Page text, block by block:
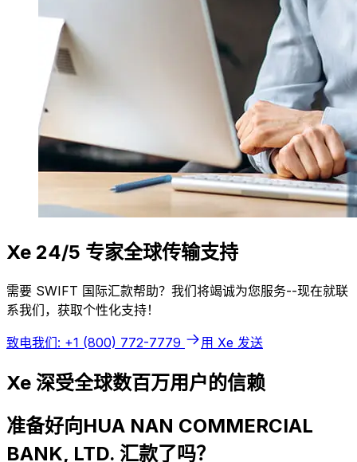
Xe 24/5 专家全球传输支持
需要 SWIFT 国际汇款帮助？我们将竭诚为您服务--现在就联
系我们，获取个性化支持！
致电我们: +1 (800) 772-7779 用 Xe 发送
Xe 深受全球数百万用户的信赖
准备好向HUA NAN COMMERCIAL
BANK, LTD. 汇款了吗？